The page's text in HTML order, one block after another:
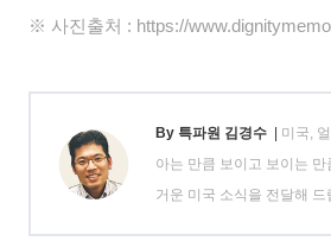
※ 사진출처 : https://
By 특파원 김경수 | 미국,
아는 만큼 보이고 보이는
거운 미국 소식을 전달해 드